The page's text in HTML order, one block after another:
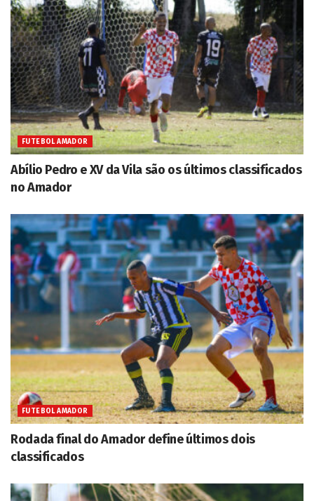
FUTEBOL AMADOR
Abílio Pedro e XV da Vila são os últimos classificados
no Amador
FUTEBOL AMADOR
Rodada final do Amador define últimos dois
classificados